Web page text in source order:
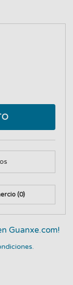
(0)
Guanxe.com!